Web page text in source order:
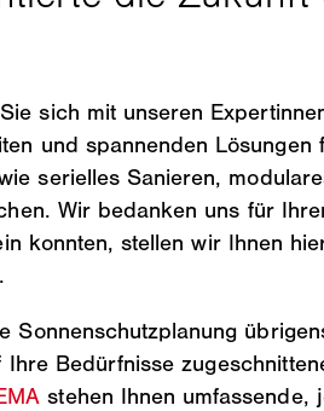
sich mit unseren
und spannenden Lösungen
serielles Sanieren,
Wir bedanken uns für
konnten, stellen wir Ihnen
Sonnenschutzplanung
Bedürfnisse
stehen Ihnen umfassende,